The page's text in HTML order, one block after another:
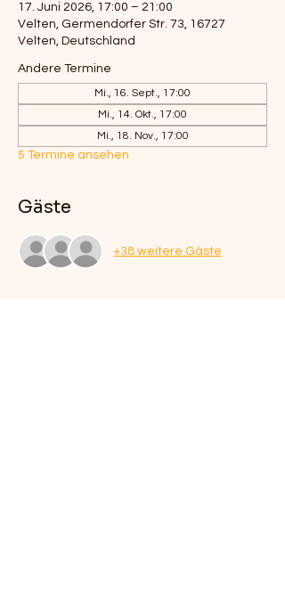
17. Juni 2026, 17:00 – 21:00
Velten, Germendorfer Str. 73, 16727
Velten, Deutschland
Andere Termine
Mi., 16. Sept., 17:00
Mi., 14. Okt., 17:00
Mi., 18. Nov., 17:00
5 Termine ansehen
Gäste
+38 weitere Gäste